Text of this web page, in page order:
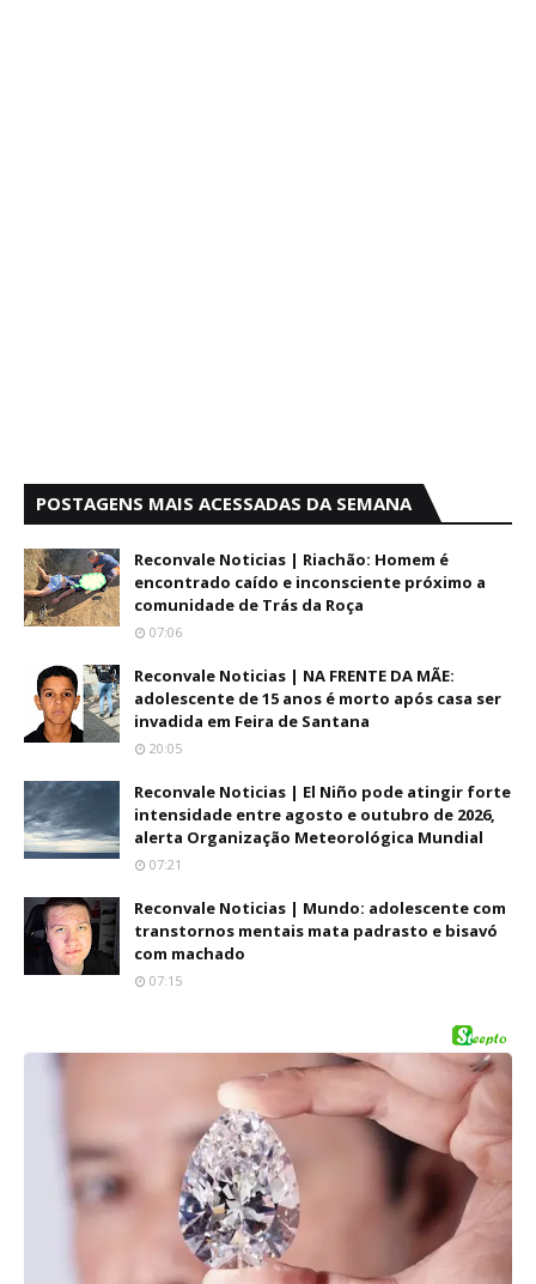
POSTAGENS MAIS ACESSADAS DA SEMANA
Reconvale Noticias | Riachão: Homem é
encontrado caído e inconsciente próximo a
comunidade de Trás da Roça
07:06
Reconvale Noticias | NA FRENTE DA MÃE:
adolescente de 15 anos é morto após casa ser
invadida em Feira de Santana
20:05
Reconvale Noticias | El Niño pode atingir forte
intensidade entre agosto e outubro de 2026,
alerta Organização Meteorológica Mundial
07:21
Reconvale Noticias | Mundo: adolescente com
transtornos mentais mata padrasto e bisavó
com machado
07:15